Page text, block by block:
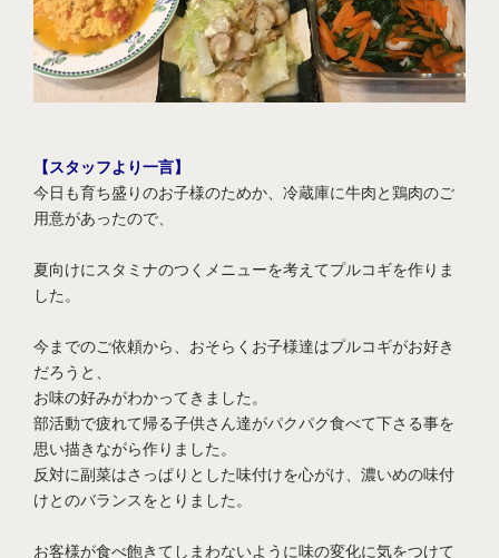
【スタッフより一言】
今日も育ち盛りのお子様のためか、冷蔵庫に牛肉と鶏肉のご
用意があったので、
夏向けにスタミナのつくメニューを考えてプルコギを作りま
した。
今までのご依頼から、おそらくお子様達はプルコギがお好き
だろうと、
お味の好みがわかってきました。
部活動で疲れて帰る子供さん達がパクパク食べて下さる事を
思い描きながら作りました。
反対に副菜はさっぱりとした味付けを心がけ、濃いめの味付
けとのバランスをとりました。
お客様が食べ飽きてしまわないように味の変化に気をつけて